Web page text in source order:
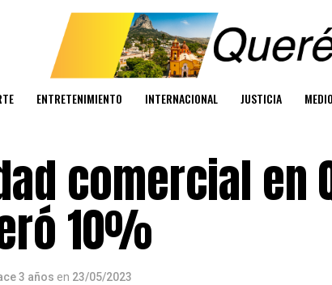
ENTRETENIMIENTO INTERNACIONAL JUSTICIA
comercial en
10%
3 años en 23/05/2023